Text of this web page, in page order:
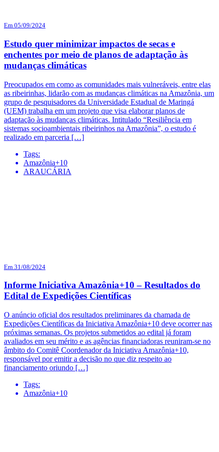
Em 05/09/2024
Estudo quer minimizar impactos de secas e
enchentes por meio de planos de adaptação às
mudanças climáticas
Preocupados em como as comunidades mais vulneráveis, entre elas
as ribeirinhas, lidarão com as mudanças climáticas na Amazônia, um
grupo de pesquisadores da Universidade Estadual de Maringá
(UEM) trabalha em um projeto que visa elaborar planos de
adaptação às mudanças climáticas. Intitulado “Resiliência em
sistemas socioambientais ribeirinhos na Amazônia”, o estudo é
realizado em parceria […]
Tags:
Amazônia+10
ARAUCÁRIA
Em 31/08/2024
Informe Iniciativa Amazônia+10 – Resultados do
Edital de Expedições Científicas
O anúncio oficial dos resultados preliminares da chamada de
Expedições Científicas da Iniciativa Amazônia+10 deve ocorrer nas
próximas semanas. Os projetos submetidos ao edital já foram
avaliados em seu mérito e as agências financiadoras reuniram-se no
âmbito do Comitê Coordenador da Iniciativa Amazônia+10,
responsável por emitir a decisão no que diz respeito ao
financiamento oriundo […]
Tags:
Amazônia+10